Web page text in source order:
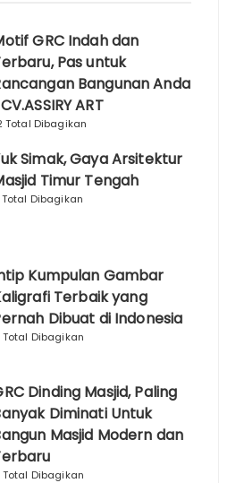
GRC Indah dan
Pas untuk
Bangunan Anda
ART
Total Dibagikan
Simak, Gaya Arsitektur
Timur Tengah
Dibagikan
Kumpulan Gambar
Terbaik yang
Dibuat di Indonesia
Total Dibagikan
Dinding Masjid, Paling
Diminati Untuk
Masjid Modern dan
Total Dibagikan